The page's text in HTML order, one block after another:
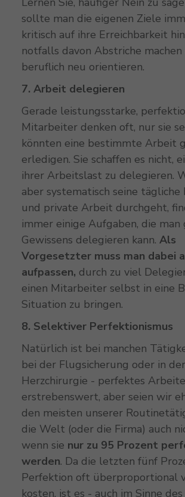
sollte man die eigenen Ziele
kritisch auf ihre Erreichbarkeit
notfalls davon Abstriche machen
beruflich neu orientieren.
7. Arbeit delegieren
Gerade leistungsstarke,
Mitarbeiter denken oft, nur sie
könnten eine bestimmte Arbeit
erledigen. Sie schaffen es nicht,
ihrer Arbeitslast zu delegieren.
aber systematisch seine tägliche
und private Arbeit durchgeht,
immer einige Aufgaben, die man
Gewissens delegieren kann. Als
Vorgesetzter muss man dabei
aufpassen, durch zu viel
einen Mitarbeiter selbst in eine
Situation zu bringen.
8. Selektiver Perfektionismus
Natürlich ist bei manchen
bei der Flugsicherung oder in der
Herzchirurgie - perfektes
erstrebenswert, aber seien wir
den meisten unserer
die Welt (oder die Firma) auch
wenn sie nur zu 95 Prozent
werden. Da die letzten fünf
Perfektion oft überproportional
kosten, ist es - auch im Sinne des